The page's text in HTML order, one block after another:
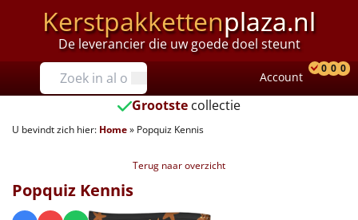
Kerstpakkettenplaza.nl
De leverancier die uw goede doel steunt
Prijzen
Tot €25
€25 tot €35
€40 tot €45
Account
0 0 0
Grootste collectie
U bevindt zich hier: Home» Popquiz Kennis
Terug naar overzicht
Popquiz Kennis